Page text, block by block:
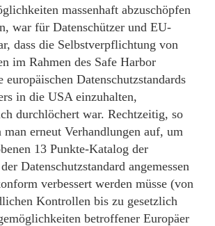
massenhaft abzuschöpfen
war für Datenschützer und EU-
dass die Selbstverpflichtung von
im Rahmen des Safe Harbor
europäischen Datenschutzstandards
in die USA einzuhalten,
durchlöchert war. Rechtzeitig, so
man erneut Verhandlungen auf, um
13 Punkte-Katalog der
Datenschutzstandard angemessen
verbessert werden müsse (von
Kontrollen bis zu gesetzlich
betroffener Europäer